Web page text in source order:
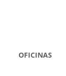
OFICINAS